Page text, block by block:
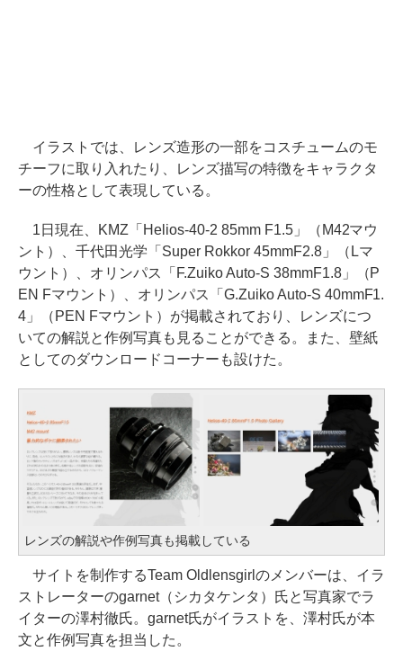
イラストでは、レンズ造形の一部をコスチュームのモ
チーフに取り入れたり、レンズ描写の特徴をキャラクタ
ーの性格として表現している。
1日現在、KMZ「Helios-40-2 85mm F1.5」（M42マウ
ント）、千代田光学「Super Rokkor 45mmF2.8」（Lマ
ウント）、オリンパス「F.Zuiko Auto-S 38mmF1.8」（P
EN Fマウント）、オリンパス「G.Zuiko Auto-S 40mmF1.
4」（PEN Fマウント）が掲載されており、レンズにつ
いての解説と作例写真も見ることができる。また、壁紙
としてのダウンロードコーナーも設けた。
レンズの解説や作例写真も掲載している
サイトを制作するTeam Oldlensgirlのメンバーは、イラ
ストレーターのgarnet（シカタケンタ）氏と写真家でラ
イターの澤村徹氏。garnet氏がイラストを、澤村氏が本
文と作例写真を担当した。